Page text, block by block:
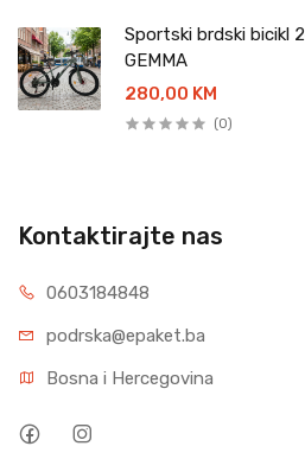
Sportski brdski bicikl
GEMMA
280,00 KM
(0)
Kontaktirajte nas
0603184848
podrska@epaket.ba
Bosna i Hercegovina